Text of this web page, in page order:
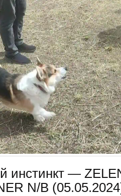
инстинкт —
N/B